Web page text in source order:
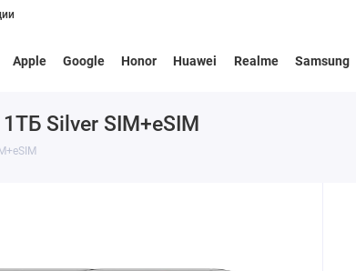
Apple Google Honor Huawei Realme Samsung
Silver SIM+eSIM